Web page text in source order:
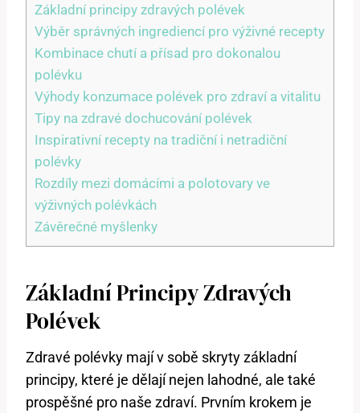
Základní‍ principy zdravých polévek
Výběr správných ⁤ingrediencí pro výživné recepty
Kombinace​ chutí a⁤ přísad pro dokonalou
polévku
Výhody konzumace polévek pro zdraví a vitalitu
Tipy​ na zdravé dochucování‌ polévek
Inspirativní recepty na tradiční ⁢i netradiční
polévky
Rozdíly ‍mezi domácími a polotovary ve
výživných ​polévkách
Závěrečné myšlenky
Základní‍ Principy Zdravých
Polévek
Zdravé ‍polévky mají v sobě skryty základní
principy, které‍ je dělají nejen lahodné, ale‍ také
prospěšné pro naše zdraví. Prvním krokem je